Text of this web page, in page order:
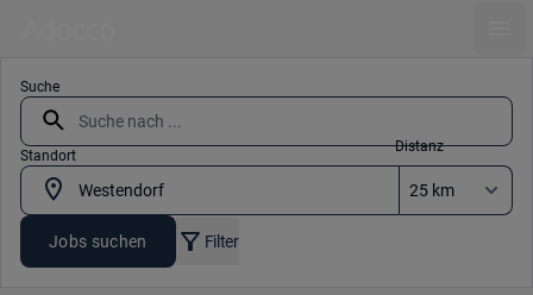
Suche
Standort
Distanz
Jobs suchen Filter